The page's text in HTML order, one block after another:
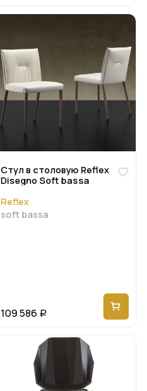
Стул в столовую Reflex
Disegno Soft bassa
Reflex
soft bassa
109 586 Р